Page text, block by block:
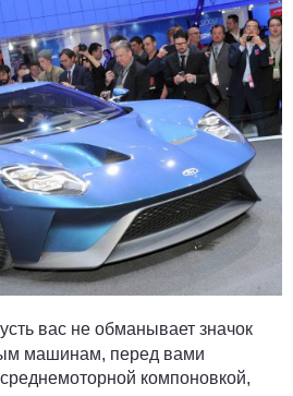
вас не обманывает значок
машинам, перед вами
компоновкой,